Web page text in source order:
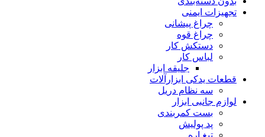
تجهیزات ایمنی
چراغ پیشانی
چراغ قوه
دستکش کار
لباس کار
جلیقه ابزار
قطعات یدکی ابزارآلات
سه نظام دریل
لوازم جانبی ابزار
بست کمربندی
پد پولیش
تیغ اره